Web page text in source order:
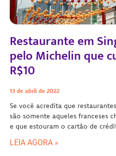
Restaurante em
pelo Michelin que
R$10
13 de abril de 2022
Se você acredita que
são somente aqueles franceses
e que estouram o cartão de
LEIA AGORA »